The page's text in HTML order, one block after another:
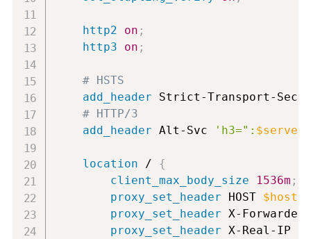
http2 on ;
http3
on ;
# HSTS
add_header Strict-Transport-
# HTTP/3
add_header Alt-Svc 'h3=":
location /
{
client_max_body_size
1536m ;
proxy_set_header HOST $host
proxy_set_header X-
proxy_set_header X-Real-IP